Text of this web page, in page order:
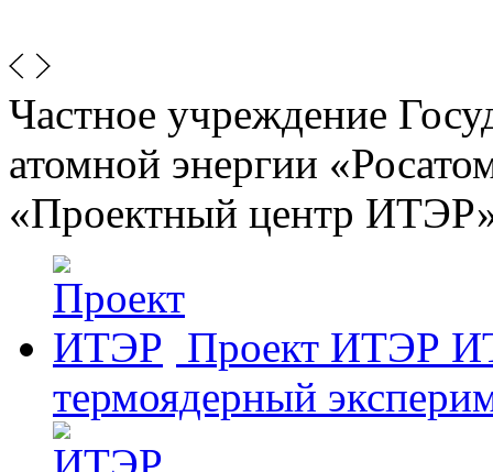
Частное учреждение
атомной энергии
«Проектный центр
Проект ИТЭР
термоядерный